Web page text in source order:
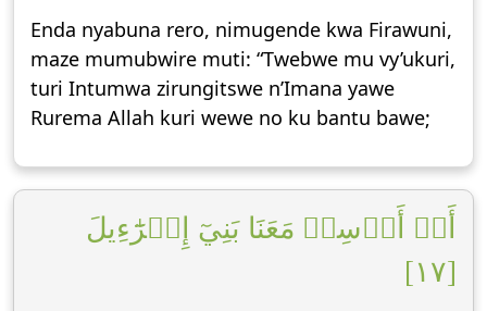
Enda nyabuna rero, nimugende kwa Firawuni,
maze mumubwire muti: “Twebwe mu vy’ukuri,
turi Intumwa zirungitswe n’Imana yawe
Rurema Allah kuri wewe no ku bantu bawe;
أَنۡ أَرۡسِلۡ مَعَنَا بَنِيٓ إِسۡرَٰٓءِيلَ
[١٧]